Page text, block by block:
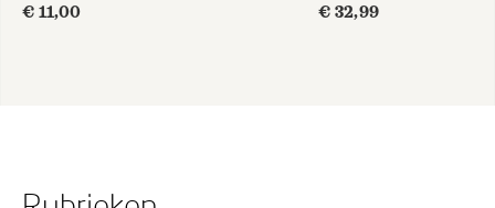
€ 11,00
€ 32,99